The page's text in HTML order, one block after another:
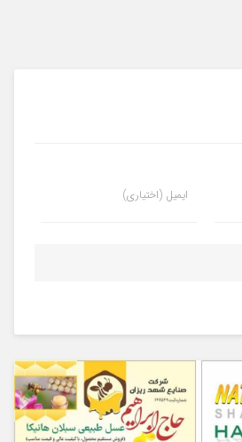
ایمیل (اختیاری)